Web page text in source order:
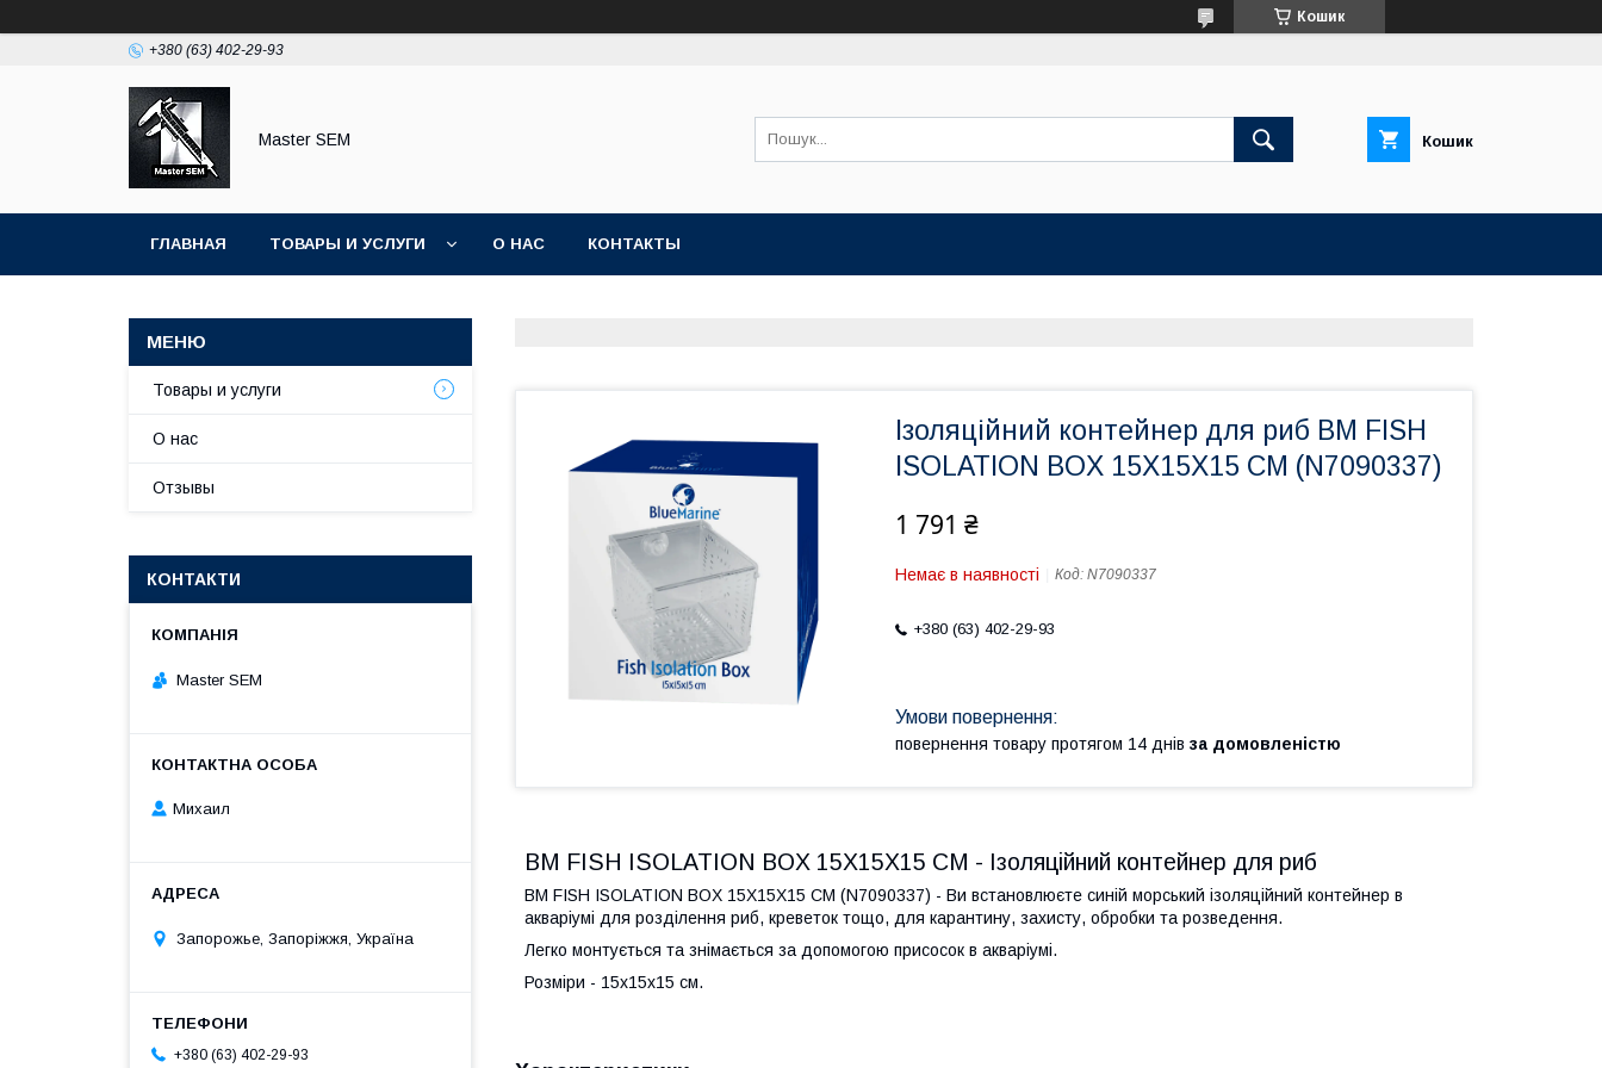
Кошик
+380 (63) 402-29-93
Master SEM Кошик
ГЛАВНАЯ ТОВАРЫ И УСЛУГИ О НАС КОНТАКТЫ
Ізоляційний контейнер для риб BM FISH
ISOLATION BOX 15X15X15 CM (N7090337)
1 791 ₴
Немає в наявності Код: N7090337
+380 (63) 402-29-93
повернення товару протягом 14 днів за домовленістю
BM FISH ISOLATION BOX 15X15X15 CM - Ізоляційний контейнер для риб
BM FISH ISOLATION BOX 15X15X15 CM (N7090337) - Ви встановлюєте синій морський ізоляційний контейнер в
акваріумі для розділення риб, креветок тощо, для карантину, захисту, обробки та розведення.
Легко монтується та знімається за допомогою присосок в акваріумі.
Розміри - 15x15x15 см.
Товары и услуги
О нас
Отзывы
КОНТАКТИ
Master SEM
Михаил
Запорожье, Запоріжжя, Україна
+380 (63) 402-29-93